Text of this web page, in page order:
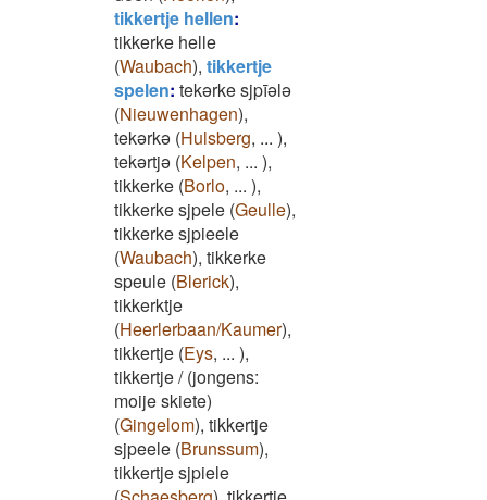
tikkertje hellen:
tikkerke helle
(Waubach), tikkertje
spelen: tekərke sjpīələ
(Nieuwenhagen),
tekərkə (Hulsberg, ... ),
tekərtjə (Kelpen, ... ),
tikkerke (Borlo, ... ),
tikkerke sjpele (Geulle),
tikkerke sjpieele
(Waubach), tikkerke
speule (Blerick),
tikkerktje
(Heerlerbaan/Kaumer),
tikkertje (Eys, ... ),
tikkertje / (jongens:
moije skiete)
(Gingelom), tikkertje
sjpeele (Brunssum),
tikkertje sjpiele